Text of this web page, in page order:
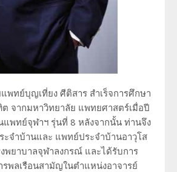
พทย์บุญเที่ยง ศีติสาร สำเร็จการศึกษา
จากมหาวิทยาลัย แพทยศาสตร์เมื่อปี
แพทย์จุฬาฯ รุ่นที่ 8 หลังจากนั้น ท่านจึง
ะจำบ้านและ แพทย์ประจำบ้านอาวุโส
พยาบาลจุฬาลงกรณ์ และได้รับการ
รพลเรือนสามัญในตำแหน่งอาจารย์